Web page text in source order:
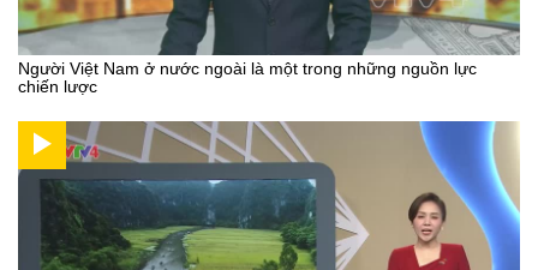
Người Việt Nam ở nước ngoài là một trong những nguồn lực
chiến lược